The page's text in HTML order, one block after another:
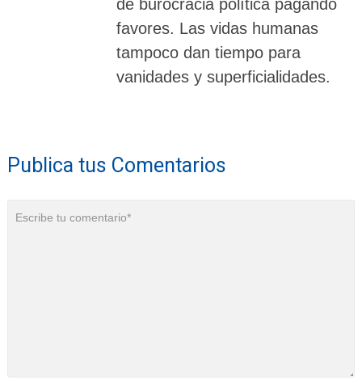
de burocracia política pagando
favores. Las vidas humanas
tampoco dan tiempo para
vanidades y superficialidades.
Publica tus Comentarios